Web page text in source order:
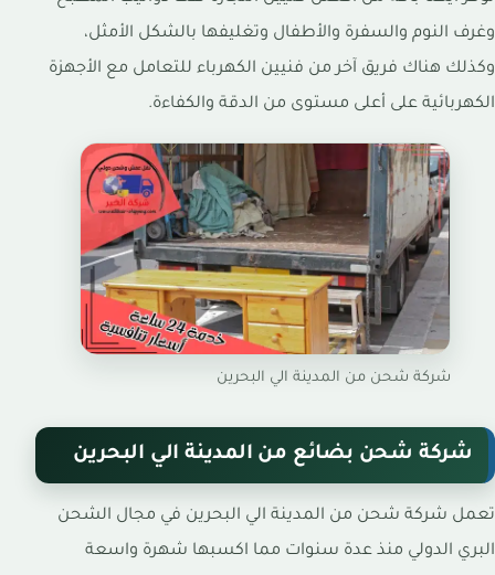
وغرف النوم والسفرة والأطفال وتغليفها بالشكل الأمثل،
وكذلك هناك فريق آخر من فنيين الكهرباء للتعامل مع الأجهزة
الكهربائية على أعلى مستوى من الدقة والكفاءة.
شركة شحن من المدينة الي البحرين
شركة شحن بضائع من المدينة الي البحرين
تعمل شركة شحن من المدينة الي البحرين في مجال الشحن
البري الدولي منذ عدة سنوات مما اكسبها شهرة واسعة